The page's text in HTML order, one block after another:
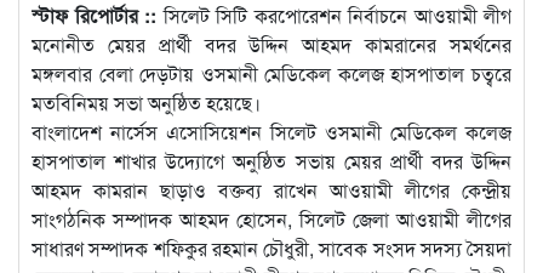
স্টাফ রিপোর্টার ::সিলেট সিটি করপোরেশন নির্বাচনে আওয়ামী লীগ
মনোনীত মেয়র প্রার্থী বদর উদ্দিন আহমদ কামরানের সমর্থনের
মঙ্গলবার বেলা দেড়টায় ওসমানী মেডিকেল কলেজ হাসপাতাল চত্বরে
মতবিনিময় সভা অনুষ্ঠিত হয়েছে।
বাংলাদেশ নার্সেস এসোসিয়েশন সিলেট ওসমানী মেডিকেল কলেজ
হাসপাতাল শাখার উদ্যোগে অনুষ্ঠিত সভায় মেয়র প্রার্থী বদর উদ্দিন
আহমদ কামরান ছাড়াও বক্তব্য রাখেন আওয়ামী লীগের কেন্দ্রীয়
সাংগঠনিক সম্পাদক আহমদ হোসেন, সিলেট জেলা আওয়ামী লীগের
সাধারণ সম্পাদক শফিকুর রহমান চৌধুরী, সাবেক সংসদ সদস্য সৈয়দা